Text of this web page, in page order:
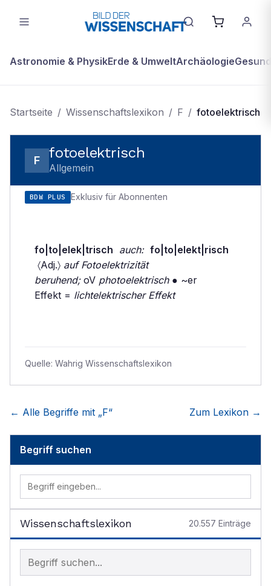
Astronomie & PhysikErde & UmweltArchäologie
Startseite / Wissenschaftslexikon / F / fotoelektrisch
F fotoelektrisch
Allgemein
BDW PLUS Exklusiv für Abonnenten
fo|to|elek|trisch auch: fo|to|elekt|risch
〈Adj.〉 auf Fotoelektrizität
beruhend;oV photoelektrisch● ~er
Effekt = lichtelektrischer Effekt
Quelle: Wahrig Wissenschaftslexikon
← Alle Begriffe mit „F“ Zum Lexikon →
Begriff suchen
Wissenschaftslexikon 20.557 Einträge
Begriff im Lexikon suchen